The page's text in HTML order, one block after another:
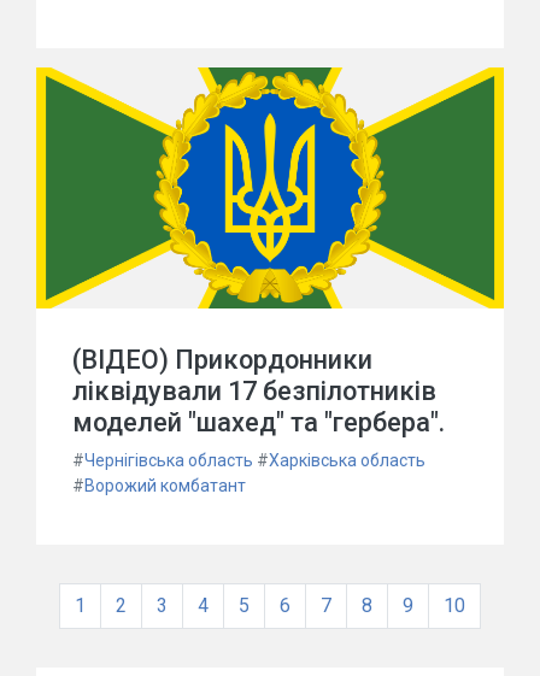
(ВІДЕО) Прикордонники
ліквідували 17 безпілотників
моделей "шахед" та "гербера".
#Чернігівська область #Харківська область
#Ворожий комбатант
1 2 3 4 5 6 7 8 9 10